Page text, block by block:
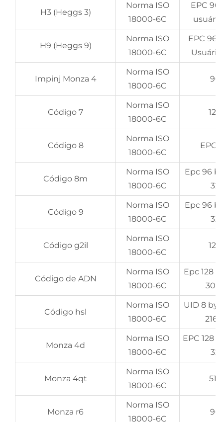
H3 (Heggs 3)
Norma ISO
18000-6C
EPC
H9 (Heggs 9)
Norma ISO
18000-6C
EPC
Impinj Monza 4
Norma ISO
18000-6C
96
Código 7
Norma ISO
18000-6C
Código 8
Norma ISO
18000-6C
EPC
Código 8m
Norma ISO
18000-6C
Epc 96
32
Código 9
Norma ISO
18000-6C
Epc 96
32
Código g2il
Norma ISO
18000-6C
Código de ADN
Norma ISO
18000-6C
Epc 128
Código hsl
Norma ISO
18000-6C
UID 8
216
Monza 4d
Norma ISO
18000-6C
EPC 128
32
Monza 4qt
Norma ISO
18000-6C
Monza r6
Norma ISO
18000-6C
96